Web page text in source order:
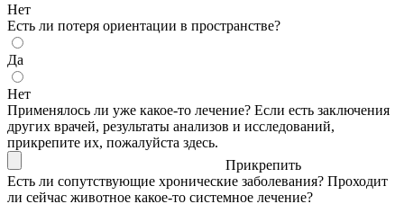
Нет
Есть ли потеря ориентации в пространстве?
Да
Нет
Применялось ли уже какое-то лечение? Если есть заключения
других врачей, результаты анализов и исследований,
прикрепите их, пожалуйста здесь.
Прикрепить
Есть ли сопутствующие хронические заболевания? Проходит
ли сейчас животное какое-то системное лечение?